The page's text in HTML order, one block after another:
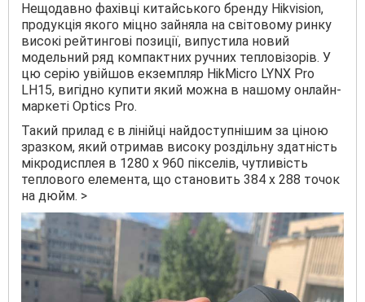
Нещодавно фахівці китайського бренду Hikvision,
продукція якого міцно зайняла на світовому ринку
високі рейтингові позиції, випустила новий
модельний ряд компактних ручних тепловізорів. У
цю серію увійшов екземпляр HikMicro LYNX Pro
LH15, вигідно купити який можна в нашому онлайн-
маркеті Optics Pro.
Такий прилад є в лінійці найдоступнішим за ціною
зразком, який отримав високу роздільну здатність
мікродисплея в 1280 х 960 пікселів, чутливість
теплового елемента, що становить 384 х 288 точок
на дюйм. >